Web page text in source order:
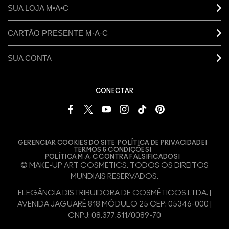
SUA LOJA M•A•C
CARTÃO PRESENTE M·A·C
SUA CONTA
CONECTAR
GERENCIAR COOKIES DO SITE
POLÍTICA DE PRIVACIDADE
TERMOS & CONDIÇÕES
POLÍTICA M·A·C CONTRA FALSIFICADOS
© MAKE-UP ART COSMETICS. TODOS OS DIREITOS
MUNDIAIS RESERVADOS.
ELEGÂNCIA DISTRIBUIDORA DE COSMÉTICOS LTDA. |
AVENIDA JAGUARÉ 818 MÓDULO 25 CEP: 05346-000 |
CNPJ: 08.377.511/0089-70